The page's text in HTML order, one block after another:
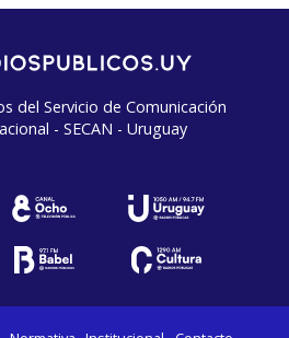
del Servicio de Comunicación
- SECAN - Uruguay